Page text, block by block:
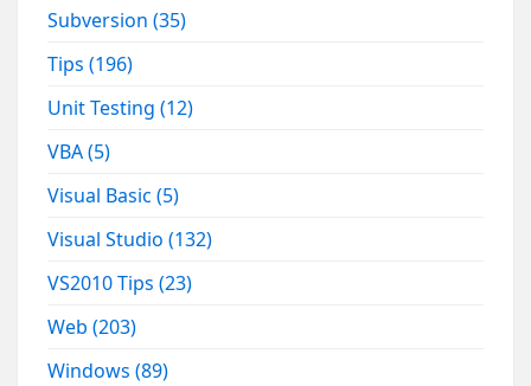
Subversion(35)
Tips(196)
Unit Testing(12)
VBA(5)
Visual Basic(5)
Visual Studio(132)
VS2010 Tips(23)
Web(203)
Windows(89)